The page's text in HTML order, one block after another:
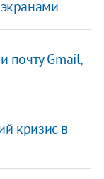
почту Gmail,
кризис в